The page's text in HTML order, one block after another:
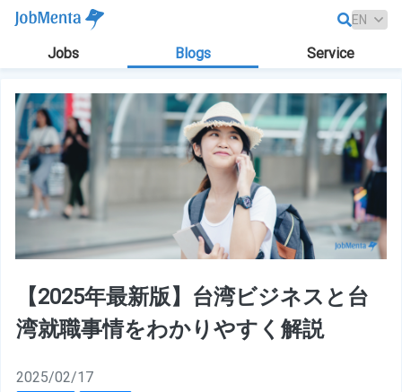
Jobs Blogs Service
【2025年最新版】台湾ビジネスと台
湾就職事情をわかりやすく解説
2025/02/17